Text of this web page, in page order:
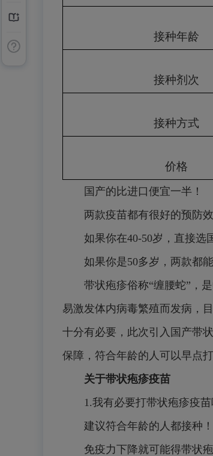
接种年龄
接种剂次
接种方式
价格
国产的比进口便宜一半！
两款疫苗都有很好的预防
如果你在40-50岁，直接选
如果你是50多岁，两款都能
带状疱疹俗称“缠腰蛇”，
易激发体内病毒繁殖而发病，
十分有必要，此次引入国产带
保障，符合年龄的人可以早点
关于带状疱疹疫苗
1.我有必要打带状疱疹疫苗
建议符合年龄的人都接种！
免疫力下降就可能得带状